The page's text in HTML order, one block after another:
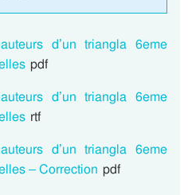
d’un triangla 6eme
pdf
d’un triangla 6eme
rtf
d’un triangla 6eme
– Correction pdf